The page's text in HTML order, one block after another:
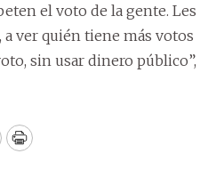
el voto de la gente. Les
ver quién tiene más votos
sin usar dinero público”,
Print